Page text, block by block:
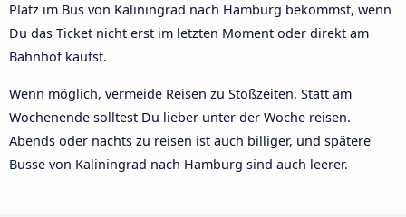
Platz im Bus von Kaliningrad nach Hamburg bekommst, wenn
Du das Ticket nicht erst im letzten Moment oder direkt am
Bahnhof kaufst.
Wenn möglich, vermeide Reisen zu Stoßzeiten. Statt am
Wochenende solltest Du lieber unter der Woche reisen.
Abends oder nachts zu reisen ist auch billiger, und spätere
Busse von Kaliningrad nach Hamburg sind auch leerer.